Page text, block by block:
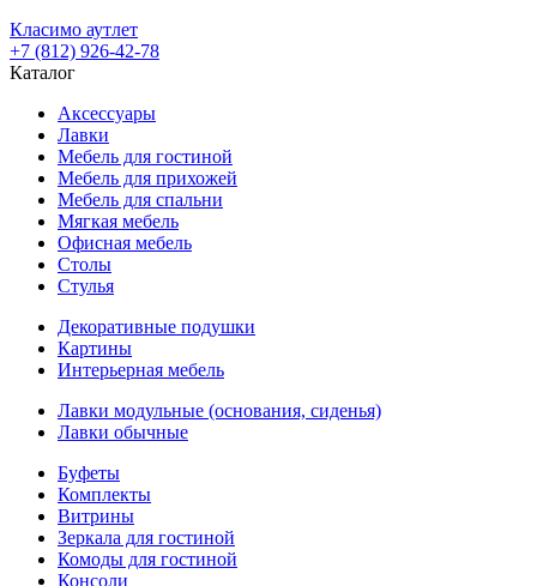
Класимо аутлет
+7 (812) 926-42-78
Каталог
Аксессуары
Лавки
Мебель для гостиной
Мебель для прихожей
Мебель для спальни
Мягкая мебель
Офисная мебель
Столы
Стулья
Декоративные подушки
Картины
Интерьерная мебель
Лавки модульные (основания, сиденья)
Лавки обычные
Буфеты
Комплекты
Витрины
Зеркала для гостиной
Комоды для гостиной
Консоли